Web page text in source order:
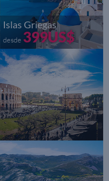
Islas Griegas
desde 399US$